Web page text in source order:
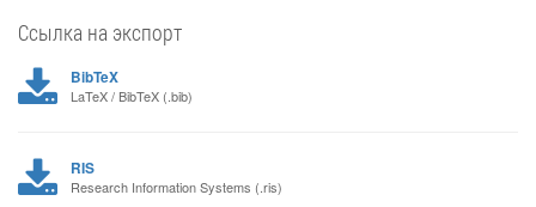
Ссылка на экспорт
BibTeX
LaTeX / BibTeX (.bib)
RIS
Research Information Systems (.ris)